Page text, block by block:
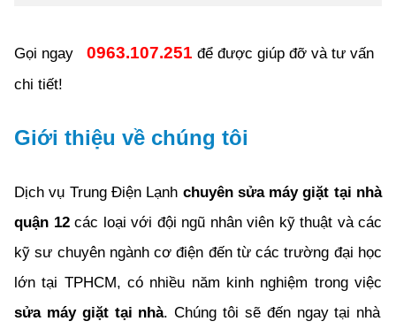
Gọi ngay 0963.107.251 để được giúp đỡ và tư vấn
chi tiết!
Giới thiệu về chúng tôi
Dịch vụ Trung Điện Lạnh chuyên sửa máy giặt tại nhà
quận 12các loại với đội ngũ nhân viên kỹ thuật và các
kỹ sư chuyên ngành cơ điện đến từ các trường đại học
lớn tại TPHCM, có nhiều năm kinh nghiệm trong việc
sửa máy giặt tại nhà. Chúng tôi sẽ đến ngay tại nhà